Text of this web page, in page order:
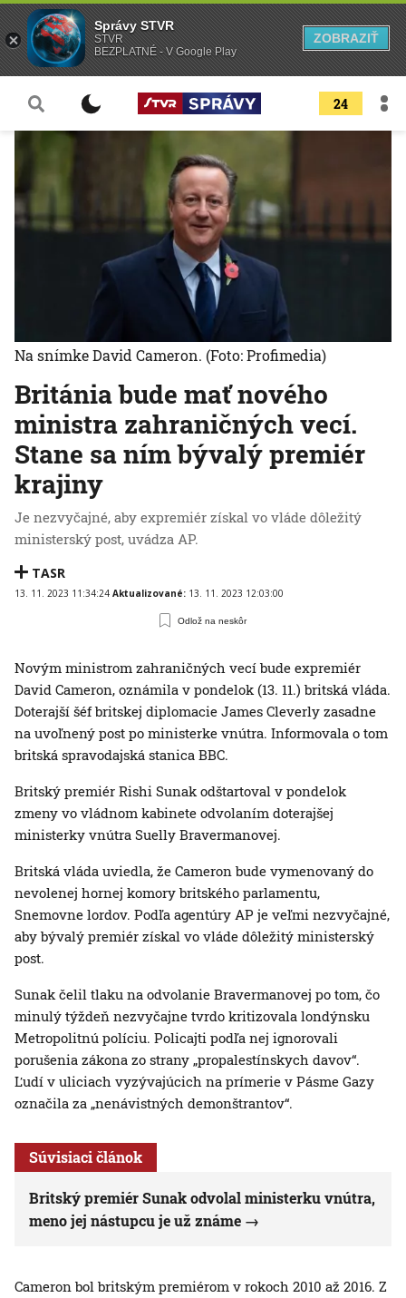
24
Británia bude mať nového
ministra zahraničných vecí.
Stane sa ním bývalý premiér
krajiny
Je nezvyčajné, aby expremiér získal vo vláde dôležitý
ministerský post, uvádza AP.
TASR
13. 11. 2023 11:34:24 Aktualizované: 13. 11. 2023 12:03:00
Odlož na neskôr
Na snímke David Cameron. (Foto: Profimedia)
Novým ministrom zahraničných vecí bude expremiér
David Cameron, oznámila v pondelok (13. 11.) britská vláda.
Doterajší šéf britskej diplomacie James Cleverly zasadne
na uvoľnený post po ministerke vnútra. Informovala o tom
britská spravodajská stanica BBC.
Britský premiér Rishi Sunak odštartoval v pondelok
zmeny vo vládnom kabinete odvolaním doterajšej
ministerky vnútra Suelly Bravermanovej.
Britská vláda uviedla, že Cameron bude vymenovaný do
nevolenej hornej komory britského parlamentu,
Snemovne lordov. Podľa agentúry AP je veľmi nezvyčajné,
aby bývalý premiér získal vo vláde dôležitý ministerský
post.
Sunak čelil tlaku na odvolanie Bravermanovej po tom, čo
minulý týždeň nezvyčajne tvrdo kritizovala londýnsku
Metropolitnú políciu. Policajti podľa nej ignorovali
porušenia zákona zo strany „propalestínskych davov“.
Ľudí v uliciach vyzývajúcich na prímerie v Pásme Gazy
označila za „nenávistných demonštrantov“.
Súvisiaci článok
Britský premiér Sunak odvolal ministerku vnútra,
meno jej nástupcu je už známe
Cameron bol britským premiérom v rokoch 2010 až 2016. Z
Správy STVR
STVR
BEZPLATNÉ - V Google Play
ZOBRAZIŤ